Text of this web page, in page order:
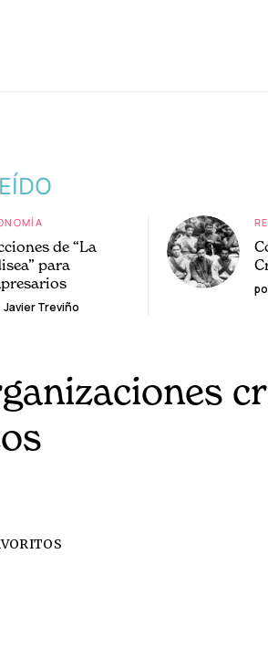
de “La
para
Javier Treviño